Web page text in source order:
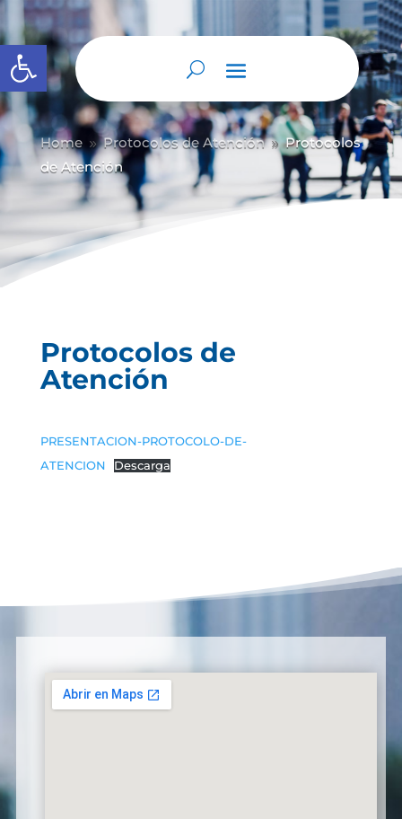
Abrir barra de herramientas
Home 9 Protocolos de Atención 9 Protocolos
de Atención
Protocolos de
Atención
PRESENTACION-PROTOCOLO-DE-
ATENCION
Descarga